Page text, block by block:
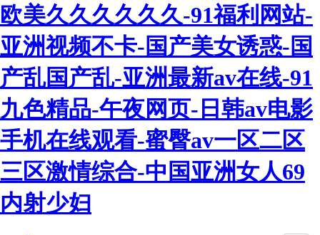
欧美久久久久久久-91福利网站-
亚洲视频不卡-国产美女诱惑-国
产乱国产乱-亚洲最新av在线-91
九色精品-午夜网页-日韩av电影
手机在线观看-蜜臀av一区二区
三区激情综合-中国亚洲女人69
内射少妇